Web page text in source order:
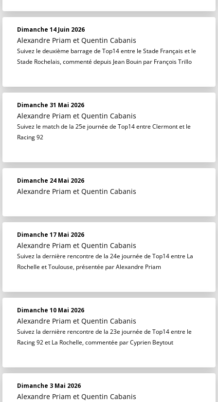
Dimanche 14 Juin 2026
Alexandre Priam et Quentin Cabanis
Suivez le deuxième barrage de Top14 entre le Stade Français et le
Stade Rochelais, commenté depuis Jean Bouin par François Trillo
Dimanche 31 Mai 2026
Alexandre Priam et Quentin Cabanis
Suivez le match de la 25e journée de Top14 entre Clermont et le
Racing 92
Dimanche 24 Mai 2026
Alexandre Priam et Quentin Cabanis
Dimanche 17 Mai 2026
Alexandre Priam et Quentin Cabanis
Suivez la dernière rencontre de la 24e journée de Top14 entre La
Rochelle et Toulouse, présentée par Alexandre Priam
Dimanche 10 Mai 2026
Alexandre Priam et Quentin Cabanis
Suivez la dernière rencontre de la 23e journée de Top14 entre le
Racing 92 et La Rochelle, commentée par Cyprien Beytout
Dimanche 3 Mai 2026
Alexandre Priam et Quentin Cabanis